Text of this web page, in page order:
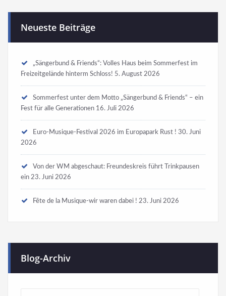
Neueste Beiträge
„Sängerbund & Friends“: Volles Haus beim Sommerfest im
Freizeitgelände hinterm Schloss! 5. August 2026
Sommerfest unter dem Motto „Sängerbund & Friends“ – ein
Fest für alle Generationen 16. Juli 2026
Euro-Musique-Festival 2026 im Europapark Rust ! 30. Juni
2026
Von der WM abgeschaut: Freundeskreis führt Trinkpausen
ein 23. Juni 2026
Fête de la Musique-wir waren dabei ! 23. Juni 2026
Blog-Archiv